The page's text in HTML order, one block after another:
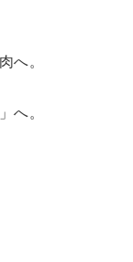
へ。
へ。